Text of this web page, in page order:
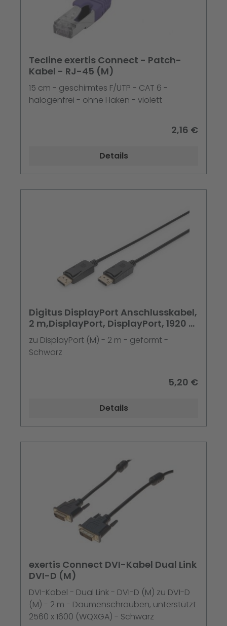
Tecline exertis Connect - Patch-
Kabel - RJ-45 (M)
15 cm - geschirmtes F/UTP - CAT 6 -
halogenfrei - ohne Haken - violett
2,16 €
Details
Digitus DisplayPort Anschlusskabel,
2 m,DisplayPort, DisplayPort, 1920 x
1200 Pixel,
zu DisplayPort (M) - 2 m - geformt -
Schwarz
5,20 €
Details
exertis Connect DVI-Kabel Dual Link
DVI-D (M)
DVI-Kabel - Dual Link - DVI-D (M) zu DVI-D
(M) - 2 m - Daumenschrauben, unterstützt
2560 x 1600 (WQXGA) - Schwarz